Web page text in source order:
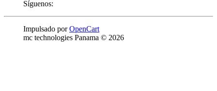
Síguenos:
Impulsado porOpenCart
mc technologies Panama © 2026